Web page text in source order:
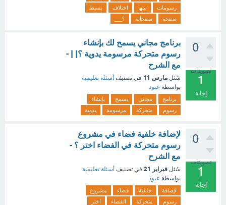
رسومات
بينها اختلاف
بسيط
صفحة
صفحاته ؟___
0
تصويتات
1
إجابة
برنامج مجاني يسمح لك بإنشاء
رسوم متحركة مرسومة يدوية ؟| | -
مع الشرح
سُئل مارس 11 في تصنيف أسئلة تعليمية
بواسطة عبود
برنامج مجاني يسمح
بإنشاء
رسوم
متحركة مرسومة يدوية
0
تصويتات
1
إجابة
لإضافة خلفية فضاء في مشروع
رسوم متحركة في الفضاء اختر ؟ -
مع الشرح
سُئل فبراير 21 في تصنيف أسئلة تعليمية
بواسطة عبود
لإضافة خلفية فضاء
مشروع
رسوم
متحركة الفضاء اختر